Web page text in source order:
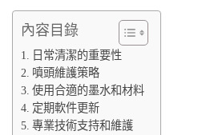
內容目錄
日常清潔的重要性
噴頭維護策略
使用合適的墨水和材料
定期軟件更新
專業技術支持和維護